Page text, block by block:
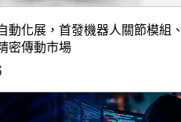
動化展，首發機器人關節模組、
密傳動市場